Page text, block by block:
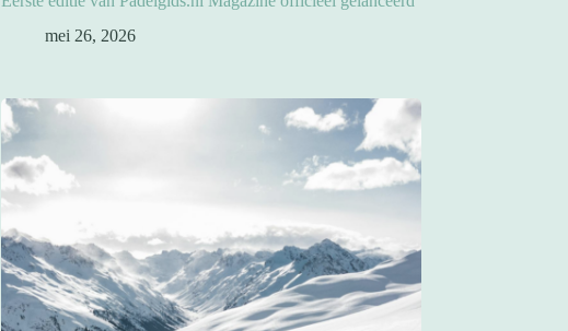
mei 26, 2026